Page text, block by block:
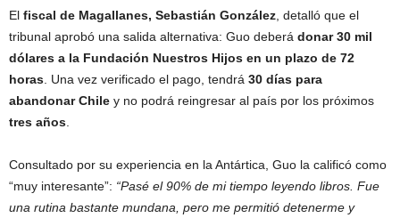
El fiscal de Magallanes, Sebastián González , detalló que el
tribunal aprobó una salida alternativa: Guo deberá donar 30 mil
dólares a la Fundación Nuestros Hijos en un plazo de 72
horas . Una vez verificado el pago, tendrá 30 días para
abandonar Chile y no podrá reingresar al país por los próximos
tres años
Consultado por su experiencia en la Antártica, Guo la calificó como
“muy interesante”: “Pasé el 90% de mi tiempo leyendo libros. Fue
una rutina bastante mundana, pero me permitió detenerme y